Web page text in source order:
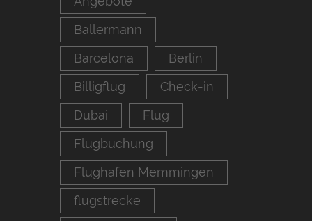
Ballermann
Barcelona
Berlin
Billigflug
Check-in
Dubai
Flug
Flugbuchung
Flughafen Memmingen
flugstrecke